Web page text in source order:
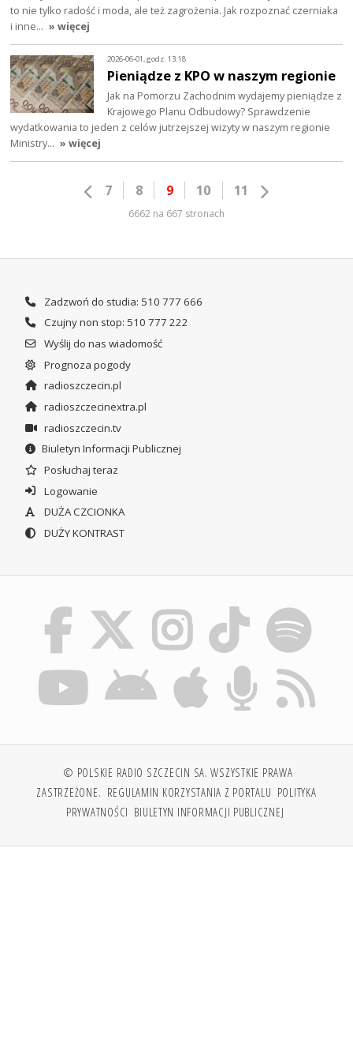
to nie tylko radość i moda, ale też zagrożenia. Jak rozpoznać czerniaka
i inne… » więcej
2026-06-01, godz. 13:18
Pieniądze z KPO w naszym regionie
Jak na Pomorzu Zachodnim wydajemy pieniądze z
Krajowego Planu Odbudowy? Sprawdzenie
wydatkowania to jeden z celów jutrzejszej wizyty w naszym regionie
Ministry… » więcej
7 8 9 10 11
6662 na 667 stronach
Zadzwoń do studia: 510 777 666
Czujny non stop: 510 777 222
Wyślij do nas wiadomość
Prognoza pogody
radioszczecin.pl
radioszczecinextra.pl
radioszczecin.tv
Biuletyn Informacji Publicznej
Posłuchaj teraz
Logowanie
DUŻA CZCIONKA
DUŻY KONTRAST
© POLSKIE RADIO SZCZECIN SA. WSZYSTKIE PRAWA
ZASTRZEŻONE. REGULAMIN KORZYSTANIA Z PORTALU POLITYKA
PRYWATNOŚCI BIULETYN INFORMACJI PUBLICZNEJ